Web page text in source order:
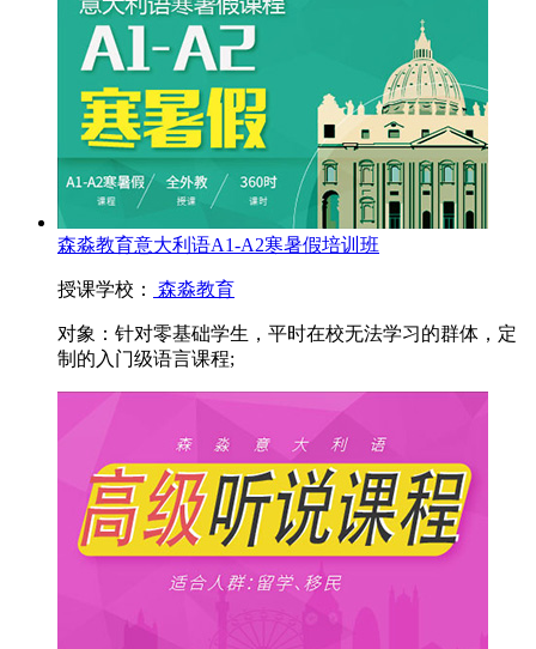
森淼教育意大利语A1-A2寒暑假培训班
授课学校： 森淼教育
对象： 针对零基础学生，平时在校无法学习的群体，定
制的入门级语言课程;